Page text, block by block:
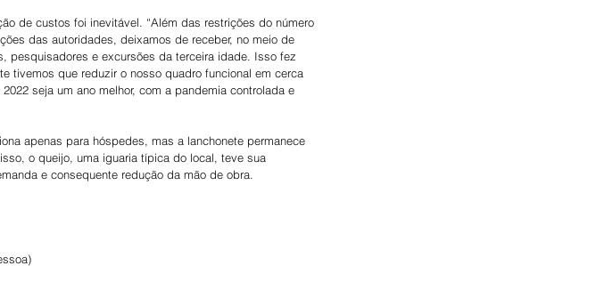
de custos foi inevitável. “Além das restrições do número
das autoridades, deixamos de receber, no meio de
pesquisadores e excursões da terceira idade. Isso fez
tivemos que reduzir o nosso quadro funcional em cerca
seja um ano melhor, com a pandemia controlada e
apenas para hóspedes, mas a lanchonete permanece
o queijo, uma iguaria típica do local, teve sua
e consequente redução da mão de obra.